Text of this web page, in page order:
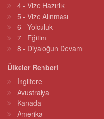
4 - Vize Hazırlık
5 - Vize Alınması
6 - Yolculuk
7 - Eğitim
8 - Diyaloğun Devamı
Ülkeler Rehberi
İngiltere
Avustralya
Kanada
Amerika